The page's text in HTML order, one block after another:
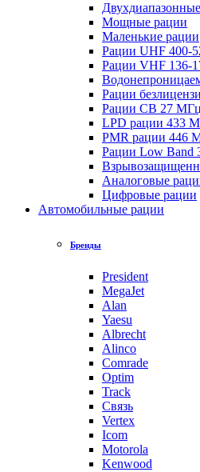
Мощные рации
Маленькие рации
Рации UHF 400-
Рации VHF 136-
Рации
Рации CB 27 МГц
LPD рации 433
PMR рации 446
Рации Low Band
Аналоговые
Цифровые рации
Автомобильные рации
Бренды
President
MegaJet
Alan
Yaesu
Albrecht
Alinco
Comrade
Optim
Track
Связь
Vertex
Icom
Motorola
Kenwood